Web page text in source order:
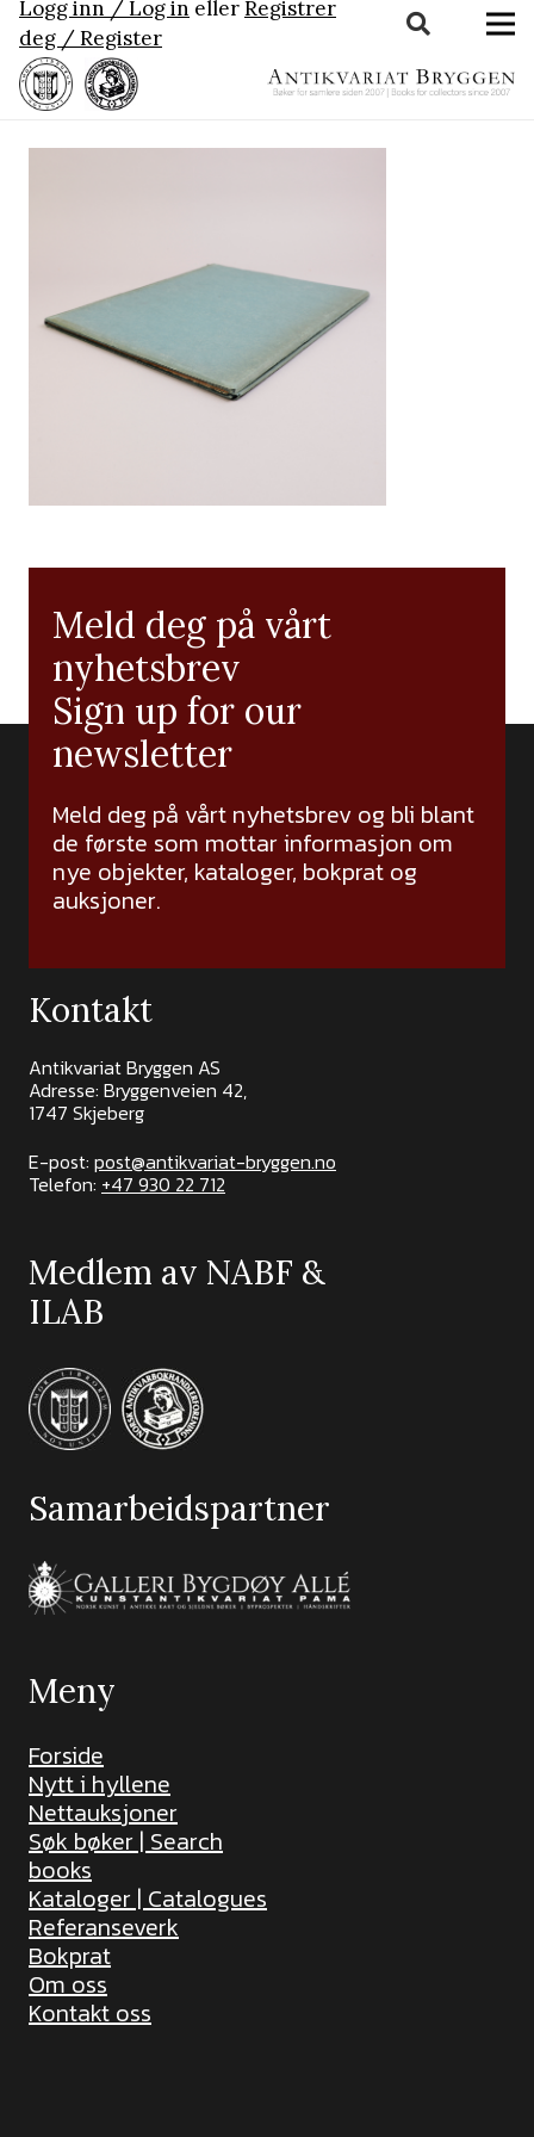
Logg inn / Log in ellerRegistrer
deg / Register
Meld deg på vårt
nyhetsbrev
Sign up for our
newsletter
Meld deg på vårt nyhetsbrev og bli blant
de første som mottar informasjon om
nye objekter, kataloger, bokprat og
auksjoner.
Kontakt
Antikvariat Bryggen AS
Adresse: Bryggenveien 42,
1747 Skjeberg
E-post: post@antikvariat-bryggen.no
Telefon: +47 930 22 712
Medlem av NABF &
ILAB
Samarbeidspartner
Meny
Forside
Nytt i hyllene
Nettauksjoner
Søk bøker | Search
books
Kataloger | Catalogues
Referanseverk
Bokprat
Om oss
Kontakt oss